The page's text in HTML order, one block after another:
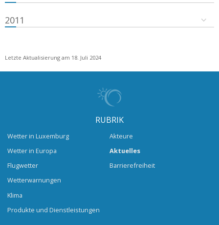
2011
Letzte Aktualisierung am 18. Juli 2024
RUBRIK
Wetter in Luxemburg
Wetter in Europa
Flugwetter
Wetterwarnungen
Klima
Produkte und Dienstleistungen
Akteure
Aktuelles
Barrierefreiheit